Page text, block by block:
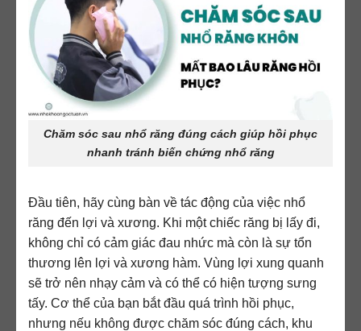
Chăm sóc sau nhổ răng đúng cách giúp hồi phục
nhanh tránh biến chứng nhổ răng
Đầu tiên, hãy cùng bàn về tác động của việc nhổ
răng đến lợi và xương. Khi một chiếc răng bị lấy đi,
không chỉ có cảm giác đau nhức mà còn là sự tổn
thương lên lợi và xương hàm. Vùng lợi xung quanh
sẽ trở nên nhạy cảm và có thể có hiện tượng sưng
tấy. Cơ thể của bạn bắt đầu quá trình hồi phục,
nhưng nếu không được chăm sóc đúng cách, khu